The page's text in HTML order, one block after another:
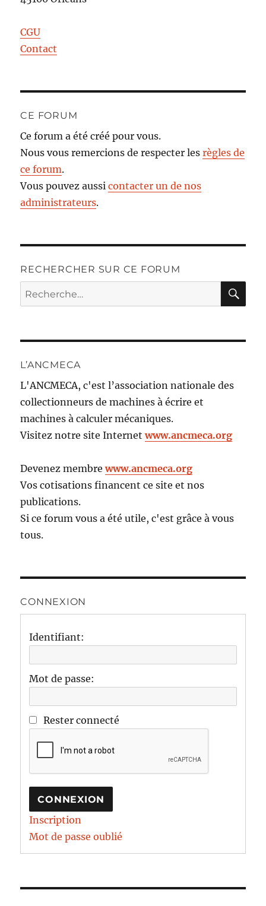
CGU
Contact
CE FORUM
Ce forum a été créé pour vous.
Nous vous remercions de respecter lesrègles de
ce forum.
Vous pouvez aussicontacter un de nos
administrateurs.
RECHERCHER SUR CE FORUM
Recherche
pour :
L’ANCMECA
L'ANCMECA, c'est l’association nationale des
collectionneurs de machines à écrire et
machines à calculer mécaniques.
Visitez notre site Internetwww.ancmeca.org
Devenez membrewww.ancmeca.org
Vos cotisations financent ce site et nos
publications.
Si ce forum vous a été utile, c'est grâce à vous
tous.
CONNEXION
Identifiant:
Mot de passe:
Rester connecté
CONNEXION
Inscription
Mot de passe oublié